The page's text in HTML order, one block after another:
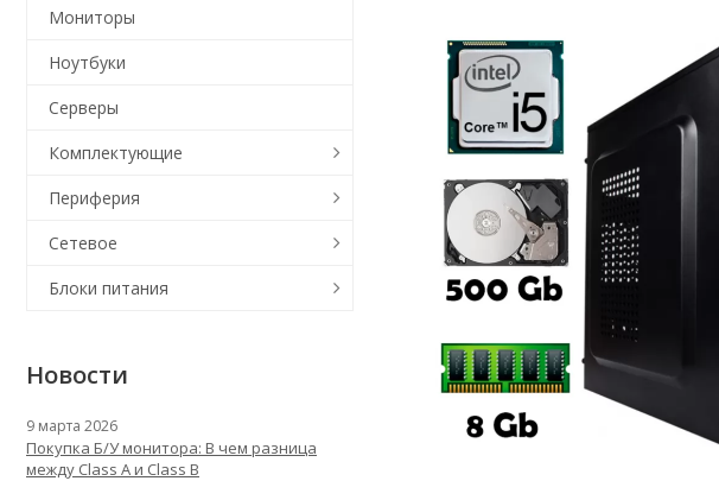
Мониторы
Ноутбуки
Серверы
Комплектующие
Периферия
Сетевое
Блоки питания
Новости
9 марта 2026
Покупка Б/У монитора: В чем разница
между Class A и Class B